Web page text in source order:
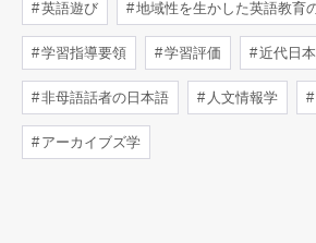
英語遊び 地域性を生かした英語教育
学習指導要領 学習評価 近代日
非母語話者の日本語 人文情報学
アーカイブズ学